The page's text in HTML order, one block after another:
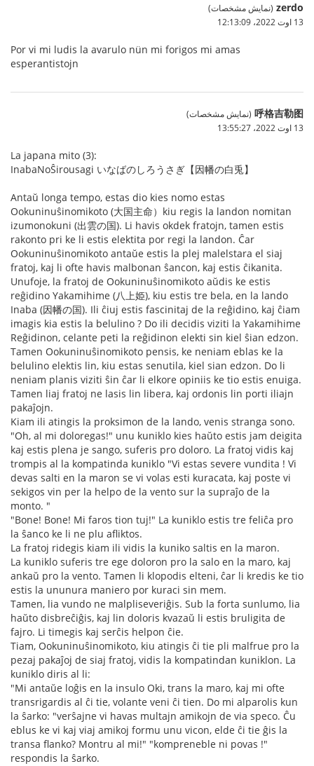
zerdo (نمایش مشخصات)
13 اوت 2022،‏ 12:13:09
Por vi mi ludis la avarulo nün mi forigos mi amas
esperantistojn
呼格吉勒图 (نمایش مشخصات)
13 اوت 2022،‏ 13:55:27
La japana mito (3):
InabaNoŜirousagi いなばのしろうさぎ【因幡の白兎】
Antaŭ longa tempo, estas dio kies nomo estas
Ookuninuŝinomikoto (大国主命）kiu regis la landon nomitan
izumonokuni (出雲の国). Li havis okdek fratojn, tamen estis
rakonto pri ke li estis elektita por regi la landon. Ĉar
Ookuninuŝinomikoto antaŭe estis la plej malelstara el siaj
fratoj, kaj li ofte havis malbonan ŝancon, kaj estis ĉikanita.
Unufoje, la fratoj de Ookuninuŝinomikoto aŭdis ke estis
reĝidino Yakamihime (八上姫), kiu estis tre bela, en la lando
Inaba (因幡の国). Ili ĉiuj estis fascinitaj de la reĝidino, kaj ĉiam
imagis kia estis la belulino ? Do ili decidis viziti la Yakamihime
Reĝidinon, celante peti la reĝidinon elekti sin kiel ŝian edzon.
Tamen Ookuninuŝinomikoto pensis, ke neniam eblas ke la
belulino elektis lin, kiu estas senutila, kiel sian edzon. Do li
neniam planis viziti ŝin ĉar li elkore opiniis ke tio estis enuiga.
Tamen liaj fratoj ne lasis lin libera, kaj ordonis lin porti iliajn
pakaĵojn.
Kiam ili atingis la proksimon de la lando, venis stranga sono.
"Oh, al mi doloregas!" unu kuniklo kies haŭto estis jam deigita
kaj estis plena je sango, suferis pro doloro. La fratoj vidis kaj
trompis al la kompatinda kuniklo "Vi estas severe vundita ! Vi
devas salti en la maron se vi volas esti kuracata, kaj poste vi
sekigos vin per la helpo de la vento sur la supraĵo de la
monto. "
"Bone! Bone! Mi faros tion tuj!" La kuniklo estis tre feliĉa pro
la ŝanco ke li ne plu afliktos.
La fratoj ridegis kiam ili vidis la kuniko saltis en la maron.
La kuniklo suferis tre ege doloron pro la salo en la maro, kaj
ankaŭ pro la vento. Tamen li klopodis elteni, ĉar li kredis ke tio
estis la ununura maniero por kuraci sin mem.
Tamen, lia vundo ne malpliseveriĝis. Sub la forta sunlumo, lia
haŭto disbreĉiĝis, kaj lin doloris kvazaŭ li estis bruligita de
fajro. Li timegis kaj serĉis helpon ĉie.
Tiam, Ookuninuŝinomikoto, kiu atingis ĉi tie pli malfrue pro la
pezaj pakaĵoj de siaj fratoj, vidis la kompatindan kuniklon. La
kuniklo diris al li:
"Mi antaŭe loĝis en la insulo Oki, trans la maro, kaj mi ofte
transrigardis al ĉi tie, volante veni ĉi tien. Do mi alparolis kun
la ŝarko: "verŝajne vi havas multajn amikojn de via speco. Ĉu
eblus ke vi kaj viaj amikoj formu unu vicon, elde ĉi tie ĝis la
transa flanko? Montru al mi!" "kompreneble ni povas !"
respondis la ŝarko.